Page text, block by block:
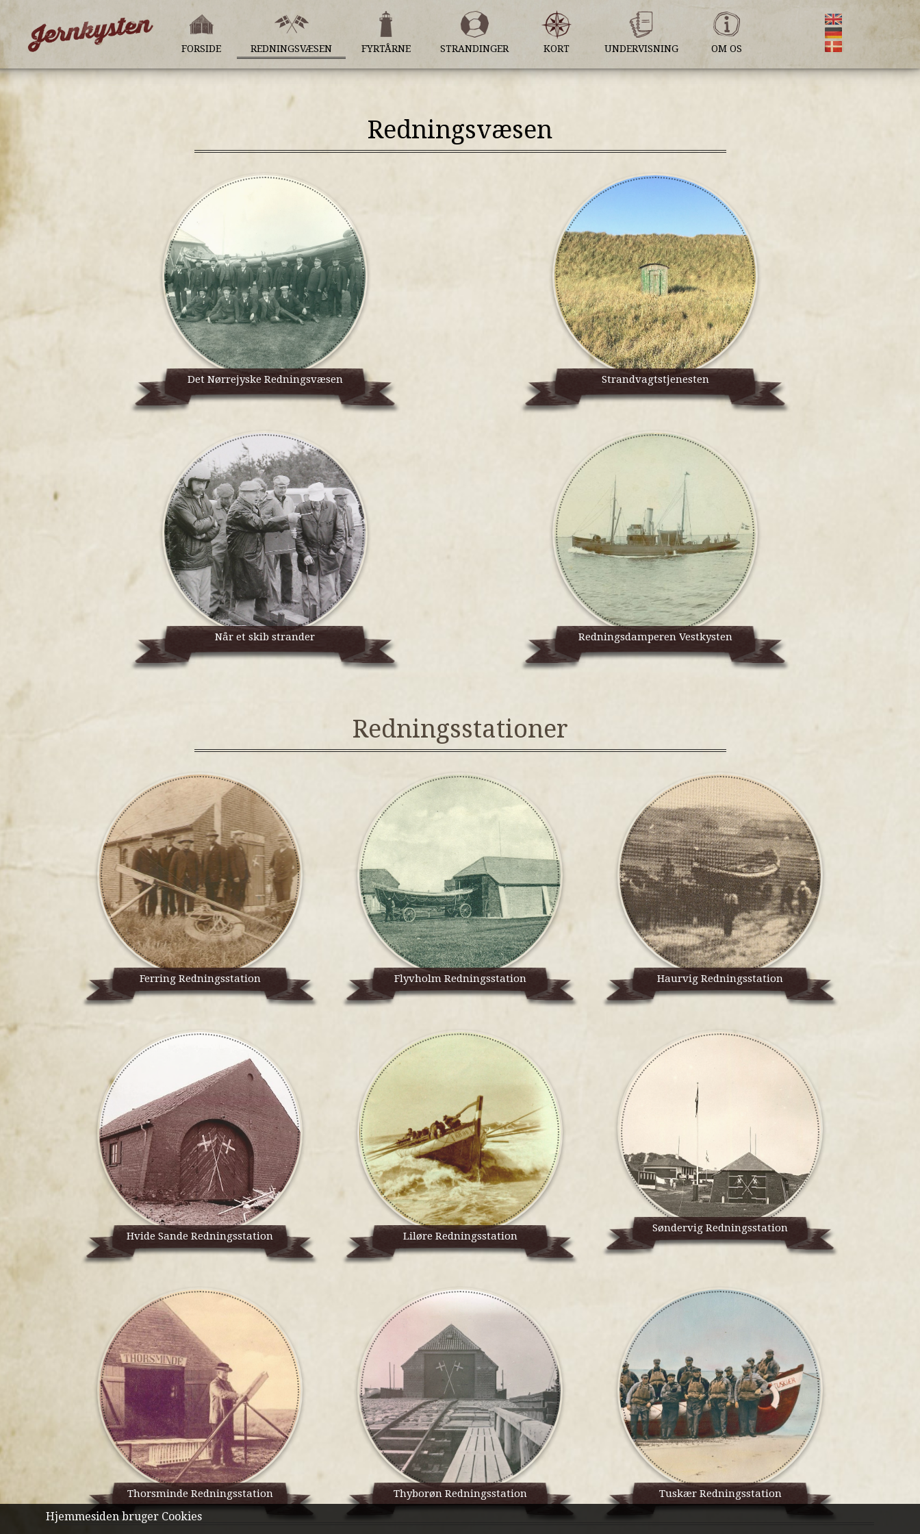
FORSIDE REDNINGSVÆSEN FYRTÅRNE STRANDINGER KORT UNDERVISNING OM OS
Redningsvæsen
Det Nørrejyske Redningsvæsen Strandvagtstjenesten
Når et skib strander Redningsdamperen Vestkysten
Redningsstationer
Ferring Redningsstation Flyvholm Redningsstation Haurvig Redningsstation
Hvide Sande Redningsstation Liløre Redningsstation
Søndervig Redningsstation
Thorsminde Redningsstation Thyborøn Redningsstation Tuskær Redningsstation
Hjemmesiden bruger Cookies